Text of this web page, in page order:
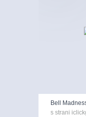
Bell
s strani